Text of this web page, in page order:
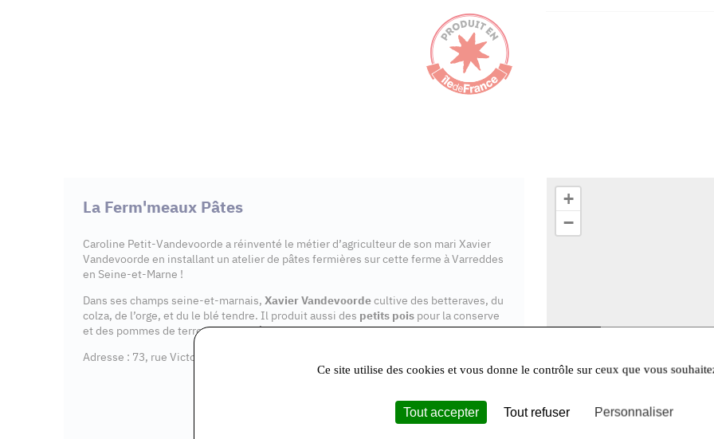
La Ferm'meaux Pâtes
Caroline Petit-Vandevoorde a réinventé le métier d’agriculteur de son mari Xavier
Vandevoorde en installant un atelier de pâtes fermières sur cette ferme à Varreddes
en Seine-et-Marne !
Dans ses champs seine-et-marnais, Xavier Vandevoordecultive des betteraves, du
colza, de l’orge, et du le blé tendre. Il produit aussi des petits pois pour la conserve
et des pommes de terre pour leurfécule.
Adresse : 73, rue Victor Clairet, 77910 VARREDES
+
−
Ce site utilise des cookies et vous donne le contrôle sur ceux que vous
Tout accepter Tout refuser Personnaliser